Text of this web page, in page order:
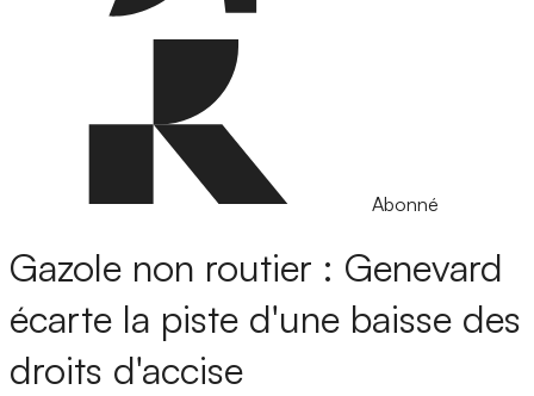
Abonné
Gazole non routier : Genevard
écarte la piste d'une baisse des
droits d'accise